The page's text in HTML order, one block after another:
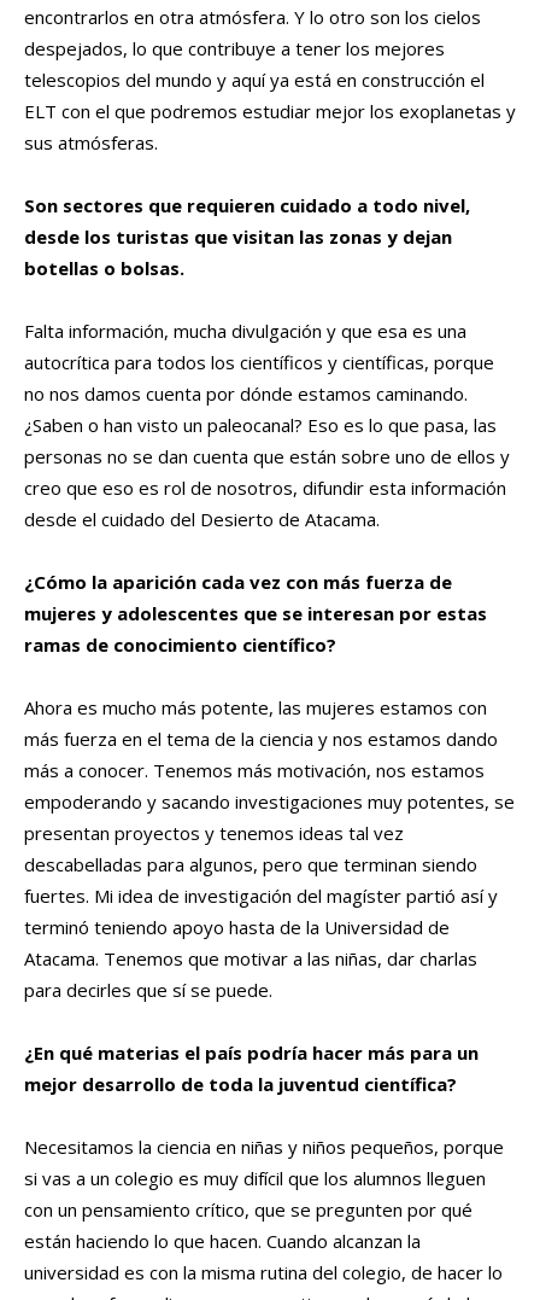
encontrarlos en otra atmósfera. Y lo otro son los cielos
despejados, lo que contribuye a tener los mejores
telescopios del mundo y aquí ya está en construcción el
ELT con el que podremos estudiar mejor los exoplanetas y
sus atmósferas.
Son sectores que requieren cuidado a todo nivel,
desde los turistas que visitan las zonas y dejan
botellas o bolsas.
Falta información, mucha divulgación y que esa es una
autocrítica para todos los científicos y científicas, porque
no nos damos cuenta por dónde estamos caminando.
¿Saben o han visto un paleocanal? Eso es lo que pasa, las
personas no se dan cuenta que están sobre uno de ellos y
creo que eso es rol de nosotros, difundir esta información
desde el cuidado del Desierto de Atacama.
¿Cómo la aparición cada vez con más fuerza de
mujeres y adolescentes que se interesan por estas
ramas de conocimiento científico?
Ahora es mucho más potente, las mujeres estamos con
más fuerza en el tema de la ciencia y nos estamos dando
más a conocer. Tenemos más motivación, nos estamos
empoderando y sacando investigaciones muy potentes, se
presentan proyectos y tenemos ideas tal vez
descabelladas para algunos, pero que terminan siendo
fuertes. Mi idea de investigación del magíster partió así y
terminó teniendo apoyo hasta de la Universidad de
Atacama. Tenemos que motivar a las niñas, dar charlas
para decirles que sí se puede.
¿En qué materias el país podría hacer más para un
mejor desarrollo de toda la juventud científica?
Necesitamos la ciencia en niñas y niños pequeños, porque
si vas a un colegio es muy difícil que los alumnos lleguen
con un pensamiento crítico, que se pregunten por qué
están haciendo lo que hacen. Cuando alcanzan la
universidad es con la misma rutina del colegio, de hacer lo